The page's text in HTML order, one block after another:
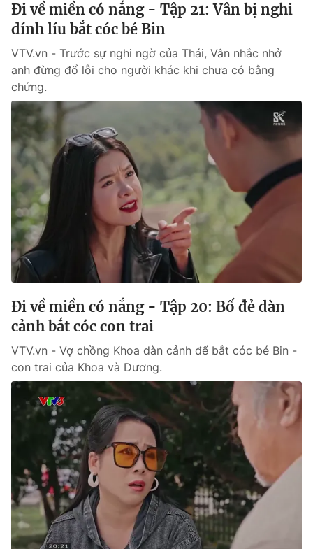
Đi về miền có nắng - Tập 21: Vân bị nghi
dính líu bắt cóc bé Bin
VTV.vn - Trước sự nghi ngờ của Thái, Vân nhắc nhở
anh đừng đổ lỗi cho người khác khi chưa có bằng
chứng.
Đi về miền có nắng - Tập 20: Bố đẻ dàn
cảnh bắt cóc con trai
VTV.vn - Vợ chồng Khoa dàn cảnh để bắt cóc bé Bin -
con trai của Khoa và Dương.